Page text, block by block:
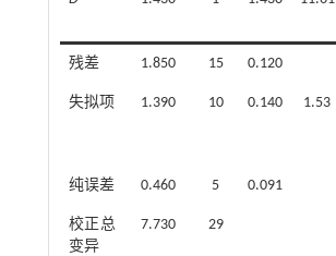
残差 1.850 15 0.120
失拟项 1.390 10 0.140 1.53
纯误差 0.460 5 0.091
校正总
变异
7.730 29